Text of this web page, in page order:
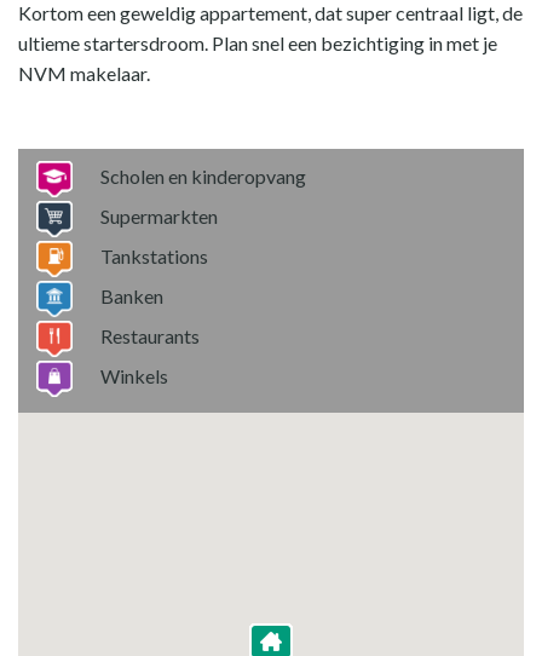
Kortom een geweldig appartement, dat super centraal ligt, de
ultieme startersdroom. Plan snel een bezichtiging in met je
NVM makelaar.
Scholen en kinderopvang
Supermarkten
Tankstations
Banken
Restaurants
Winkels